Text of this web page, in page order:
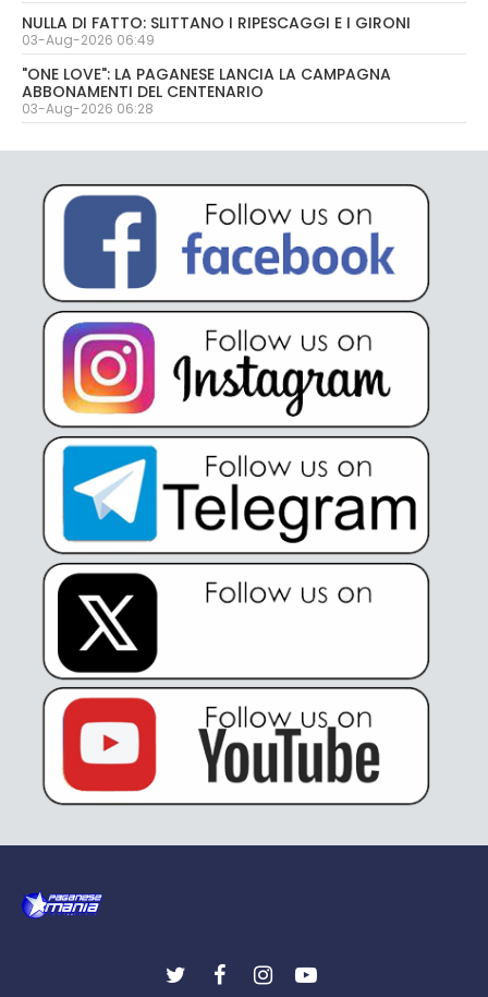
NULLA DI FATTO: SLITTANO I RIPESCAGGI E I GIRONI
03-Aug-2026 06:49
"ONE LOVE": LA PAGANESE LANCIA LA CAMPAGNA
ABBONAMENTI DEL CENTENARIO
03-Aug-2026 06:28